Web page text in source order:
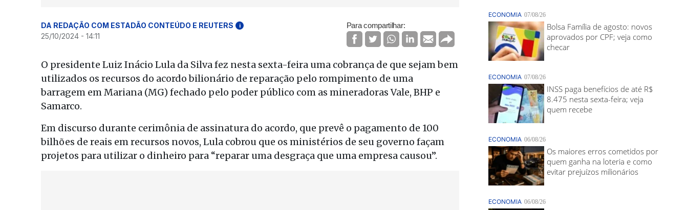
DA REDAÇÃO COM ESTADÃO CONTEÚDO E REUTERS i
25/10/2024 - 14:11
Para compartilhar:
O presidente Luiz Inácio Lula da Silva fez nesta sexta-feira uma cobrança de que sejam bem
utilizados os recursos do acordo bilionário de reparação pelo rompimento de uma
barragem em Mariana (MG) fechado pelo poder público com as mineradoras Vale, BHP e
Samarco.
Em discurso durante cerimônia de assinatura do acordo, que prevê o pagamento de 100
bilhões de reais em recursos novos, Lula cobrou que os ministérios de seu governo façam
projetos para utilizar o dinheiro para “reparar uma desgraça que uma empresa causou”.